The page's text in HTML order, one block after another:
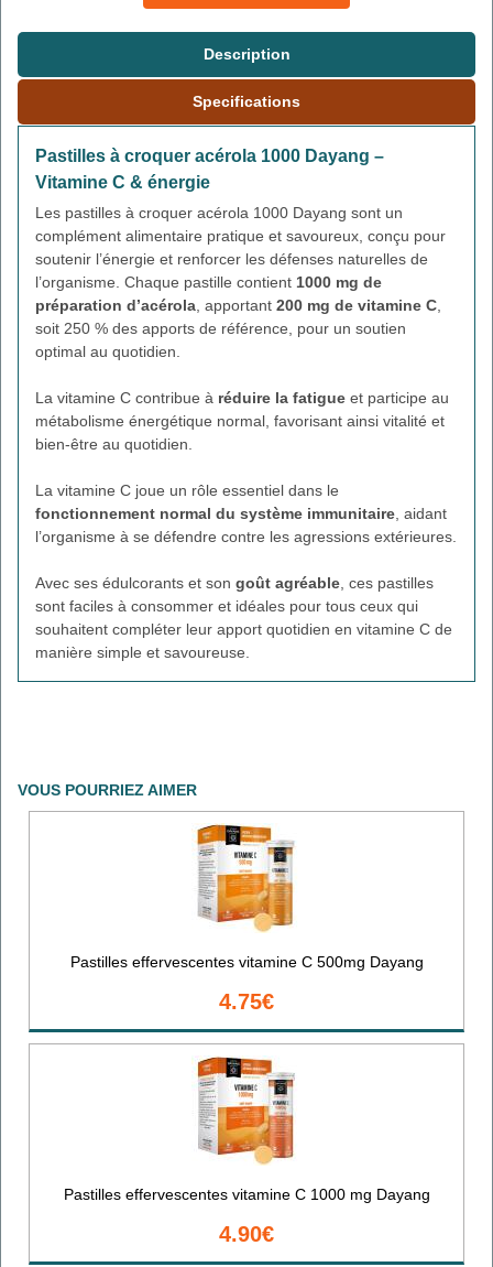
Description
Specifications
Pastilles à croquer acérola 1000 Dayang –
Vitamine C & énergie
Les pastilles à croquer acérola 1000 Dayang sont un
complément alimentaire pratique et savoureux, conçu pour
soutenir l’énergie et renforcer les défenses naturelles de
l’organisme. Chaque pastille contient 1000 mg de
préparation d’acérola, apportant 200 mg de vitamine C,
soit 250 % des apports de référence, pour un soutien
optimal au quotidien.
La vitamine C contribue à réduire la fatigue et participe au
métabolisme énergétique normal, favorisant ainsi vitalité et
bien-être au quotidien.
La vitamine C joue un rôle essentiel dans le
fonctionnement normal du système immunitaire, aidant
l’organisme à se défendre contre les agressions extérieures.
Avec ses édulcorants et son goût agréable, ces pastilles
sont faciles à consommer et idéales pour tous ceux qui
souhaitent compléter leur apport quotidien en vitamine C de
manière simple et savoureuse.
VOUS POURRIEZ AIMER
Pastilles effervescentes vitamine C 500mg Dayang
4.75€
Pastilles effervescentes vitamine C 1000 mg Dayang
4.90€